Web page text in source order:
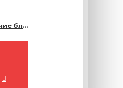
Изготовление блокнотов на заказ